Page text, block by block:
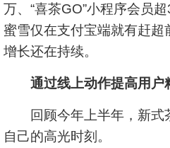
万、“喜茶GO”小程序会员
蜜雪仅在支付宝端就有赶超
增长还在持续。
通过线上动作提高用户
回顾今年上半年，新式
自己的高光时刻。